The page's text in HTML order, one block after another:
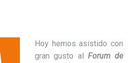
Hoy hemos asistido con
gran gusto al Forum de